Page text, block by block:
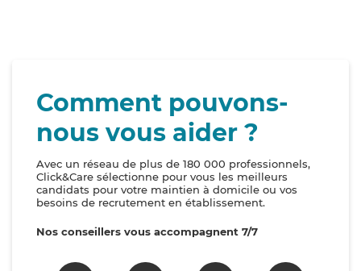
Comment pouvons-
nous vous aider ?
Avec un réseau de plus de 180 000 professionnels,
Click&Care sélectionne pour vous les meilleurs
candidats pour votre maintien à domicile ou vos
besoins de recrutement en établissement.
Nos conseillers vous accompagnent 7/7